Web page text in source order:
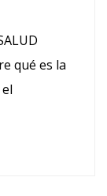
qué es la